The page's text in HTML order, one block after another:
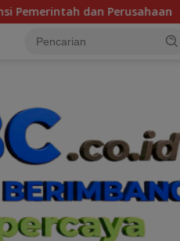
Tragedi KMP Mutiara